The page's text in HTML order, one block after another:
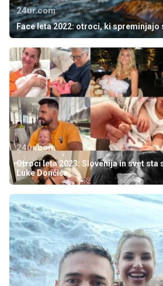
24ur.com
Face leta 2022: otroci, ki spreminjajo
24ur.com
Otroci leta 2023: Slovenija in svet sta
Luke Dončića